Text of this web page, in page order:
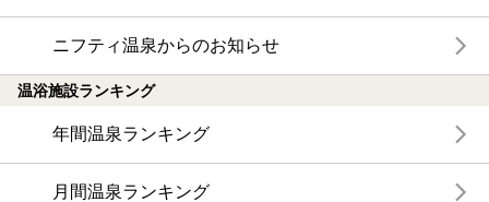
ニフティ温泉からのお知らせ
温浴施設ランキング
年間温泉ランキング
月間温泉ランキング